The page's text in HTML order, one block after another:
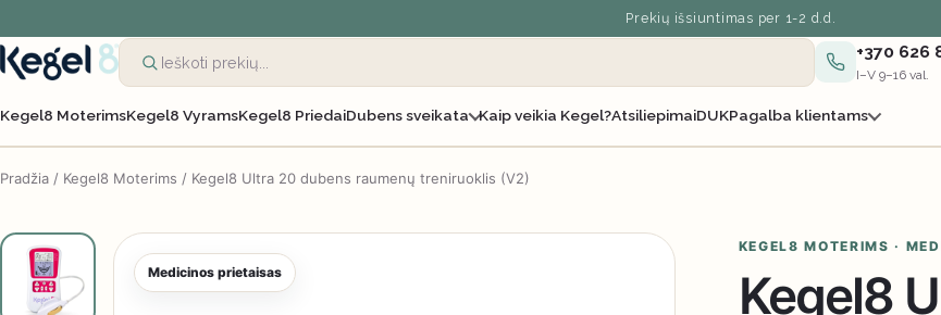
Prekių išsiuntimas per 1-2 d.d.
+370 626
I–V 9–16 val.
Kegel8 MoterimsKegel8 VyramsKegel8 PriedaiDubens sveikata Kaip veikia Kegel?AtsiliepimaiDUKPagalba klientams
Pradžia / Kegel8 Moterims / Kegel8 Ultra 20 dubens raumenų treniruoklis (V2)
Medicinos prietaisas
KEGEL8 MOTERIMS ·
Kegel8